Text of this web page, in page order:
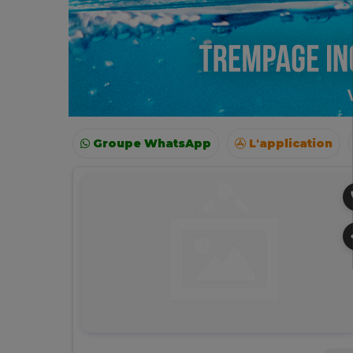
Groupe WhatsApp L'application